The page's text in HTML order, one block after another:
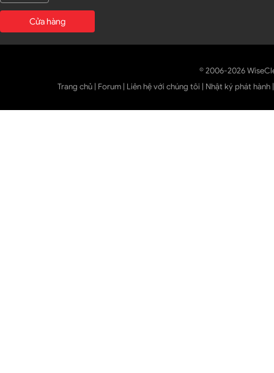
Cửa hàng
© 2006-2026
Trang chủ | Forum | Liên hệ với chúng tôi | Nhật ký phát hành